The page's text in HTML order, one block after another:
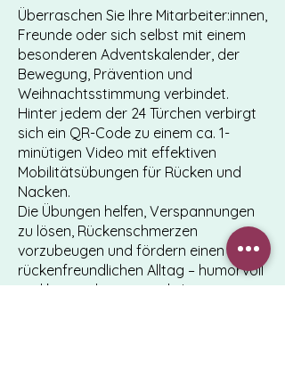
Überraschen Sie Ihre Mitarbeiter:innen,
Freunde oder sich selbst mit einem
besonderen Adventskalender, der
Bewegung, Prävention und
Weihnachtsstimmung verbindet.
Hinter jedem der 24 Türchen verbirgt
sich ein QR-Code zu einem ca. 1-
minütigen Video mit effektiven
Mobilitätsübungen für Rücken und
Nacken.
Die Übungen helfen, Verspannungen
zu lösen, Rückenschmerzen
vorzubeugen und fördern einen
rückenfreundlichen Alltag – humorvoll
und kurzweilig vermittelt. Im